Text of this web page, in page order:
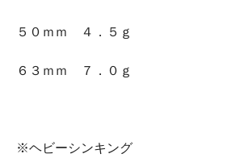
５０ｍｍ ４．５ｇ
６３ｍｍ ７．０ｇ
※ヘビーシンキング